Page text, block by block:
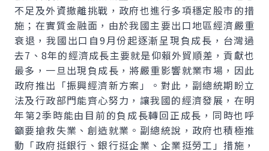
不足及外資撤離挑戰，政府也進行多項穩定股市的措
施；在實質金融面，由於我國主要出口地區經濟嚴重
衰退，我國出口自9月份起逐漸呈現負成長，台灣過
去7、8年的經濟成長主要就是仰賴外貿順差，貢獻也
最多，一旦出現負成長，將嚴重影響就業市場，因此
政府推出「振興經濟新方案」。對此，副總統期盼立
法及行政部門能齊心努力，讓我國的經濟發展，在明
年第2季時能由目前的負成長轉回正成長，同時也呼
籲要搶救失業、創造就業。副總統說，政府也積極推
動「政府挺銀行、銀行挺企業、企業挺勞工」措施，